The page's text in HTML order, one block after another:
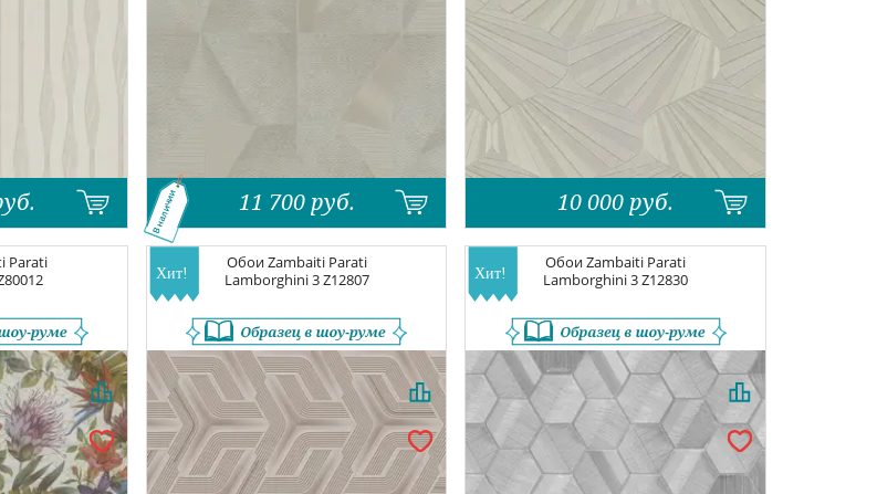
11 700 руб.
В наличии 10 000 руб.
Parati
ОбоиZambaiti Parati
Lamborghini 3Z12807
ОбоиZambaiti Parati
Lamborghini 3Z12830